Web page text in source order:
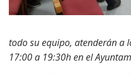
todo su equipo, atenderán a
17:00 a 19:30h en el